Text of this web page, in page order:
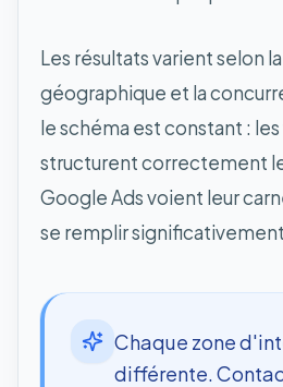
Les résultats varient selon
géographique et la
le schéma est constant :
structurent correctement
Google Ads voient leur
se remplir
Chaque zone
différente.